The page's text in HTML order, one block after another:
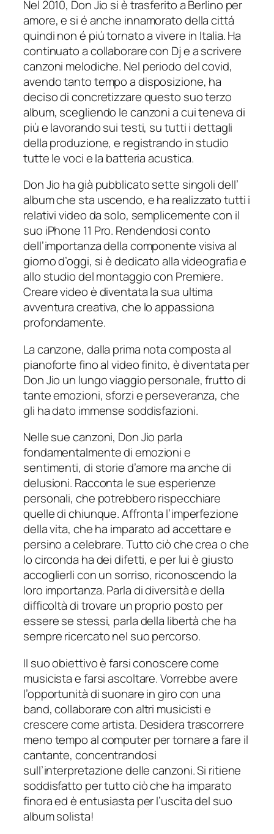
Nel 2010, Don Jio si è trasferito a Berlino per
amore, e si é anche innamorato della cittá
quindi non é piú tornato a vivere in Italia. Ha
continuato a collaborare con Dj e a scrivere
canzoni melodiche. Nel periodo del covid,
avendo tanto tempo a disposizione, ha
deciso di concretizzare questo suo terzo
album, scegliendo le canzoni a cui teneva di
più e lavorando sui testi, su tutti i dettagli
della produzione, e registrando in studio
tutte le voci e la batteria acustica.
Don Jio ha già pubblicato sette singoli dell’
album che sta uscendo, e ha realizzato tutti i
relativi video da solo, semplicemente con il
suo iPhone 11 Pro. Rendendosi conto
dell’importanza della componente visiva al
giorno d’oggi, si è dedicato alla videografia e
allo studio del montaggio con Premiere.
Creare video è diventata la sua ultima
avventura creativa, che lo appassiona
profondamente.
La canzone, dalla prima nota composta al
pianoforte fino al video finito, è diventata per
Don Jio un lungo viaggio personale, frutto di
tante emozioni, sforzi e perseveranza, che
gli ha dato immense soddisfazioni.
Nelle sue canzoni, Don Jio parla
fondamentalmente di emozioni e
sentimenti, di storie d’amore ma anche di
delusioni. Racconta le sue esperienze
personali, che potrebbero rispecchiare
quelle di chiunque. Affronta l’imperfezione
della vita, che ha imparato ad accettare e
persino a celebrare. Tutto ciò che crea o che
lo circonda ha dei difetti, e per lui è giusto
accoglierli con un sorriso, riconoscendo la
loro importanza. Parla di diversità e della
difficoltà di trovare un proprio posto per
essere se stessi, parla della libertà che ha
sempre ricercato nel suo percorso.
Il suo obiettivo è farsi conoscere come
musicista e farsi ascoltare. Vorrebbe avere
l’opportunità di suonare in giro con una
band, collaborare con altri musicisti e
crescere come artista. Desidera trascorrere
meno tempo al computer per tornare a fare il
cantante, concentrandosi
sull’interpretazione delle canzoni. Si ritiene
soddisfatto per tutto ciò che ha imparato
finora ed è entusiasta per l’uscita del suo
album solista!